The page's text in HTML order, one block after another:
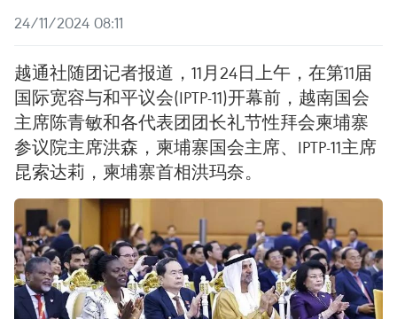
24/11/2024 08:11
越通社随团记者报道，11月24日上午，在第11届
国际宽容与和平议会(IPTP-11)开幕前，越南国会
主席陈青敏和各代表团团长礼节性拜会柬埔寨
参议院主席洪森，柬埔寨国会主席、IPTP-11主席
昆索达莉，柬埔寨首相洪玛奈。